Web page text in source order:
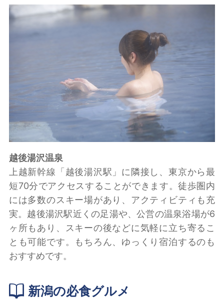
越後湯沢温泉
上越新幹線「越後湯沢駅」に隣接し、東京から最
短70分でアクセスすることができます。徒歩圏内
には多数のスキー場があり、アクティビティも充
実。越後湯沢駅近くの足湯や、公営の温泉浴場が6
ヶ所もあり、スキーの後などに気軽に立ち寄るこ
とも可能です。もちろん、ゆっくり宿泊するのも
おすすめです。
新潟の必食グルメ